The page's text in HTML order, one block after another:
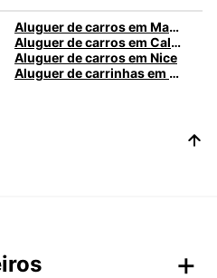
Aluguer de carros em Madrid
Aluguer de carros em Caldas da Rainha
Aluguer de carros em Nice
Aluguer de carrinhas em Santa Maria da Feira